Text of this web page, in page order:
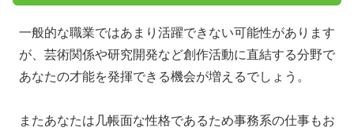
一般的な職業ではあまり活躍できない可能性があります
が、芸術関係や研究開発など創作活動に直結する分野で
あなたの才能を発揮できる機会が増えるでしょう。
またあなたは几帳面な性格であるため事務系の仕事もお